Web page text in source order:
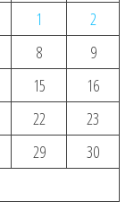
1
2
8
9
15
16
22
23
29
30